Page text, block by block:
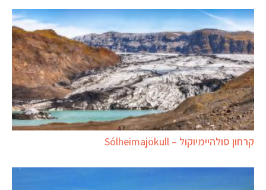
קרחון סולהיימיוקול – Sólheimajökull